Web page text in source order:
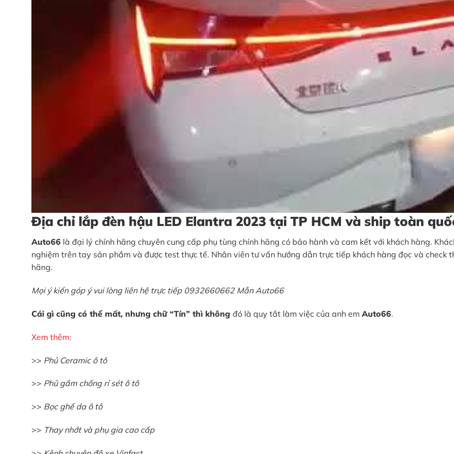
Địa chỉ lắp đèn hậu LED Elantra 2023 tại TP HCM và ship toàn
Auto66 là đại lý chính hãng chuyên cung cấp phụ tùng chính hãng có bảo hành và cam kết với khách hàng.
nghiệm trên tay sản phầm và được test thực tế. Nhân viên tư vấn hướng dẫn trực tiếp khách hàng đọc và check
hãng.
Mọi ý kiến góp ý vui lòng liên hệ trực tiếp 0932660662 Mẫn Auto66
Cái gì cũng có thể mất, nhưng chữ “Tín” thì không đó là quy tắt làm việc của anh em Auto66.
Xem thêm:
>> Phủ Ceramic ô tô
>> Phủ gầm chống rỉ sét ô tô
>> Bọc ghế da ô tô
>> Thay nhớt và phụ gia cao cấp